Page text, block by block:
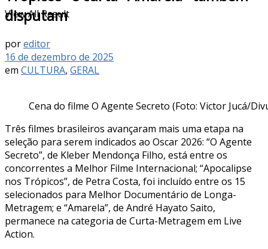
View All Result
disputam
poreditor
16 de dezembro de 2025
em CULTURA, GERAL
Cena do filme O Agente Secreto (Foto: Victor Jucá/
Três filmes brasileiros avançaram mais uma etapa na
seleção para serem indicados ao Oscar 2026: “O Agente
Secreto”, de Kleber Mendonça Filho, está entre os
concorrentes a Melhor Filme Internacional; “Apocalipse
nos Trópicos”, de Petra Costa, foi incluído entre os 15
selecionados para Melhor Documentário de Longa-
Metragem; e “Amarela”, de André Hayato Saito,
permanece na categoria de Curta-Metragem em Live
Action.